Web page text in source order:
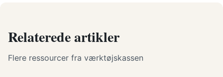
Relaterede artikler
Flere ressourcer fra værktøjskassen